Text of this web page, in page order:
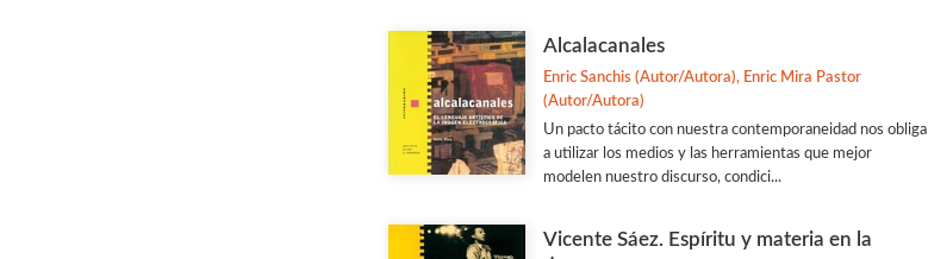
Alcalacanales
Enric Sanchis (Autor/Autora), Enric Mira Pastor
(Autor/Autora)
Un pacto tácito con nuestra contemporaneidad nos obliga
a utilizar los medios y las herramientas que mejor
modelen nuestro discurso, condici...
Vicente Sáez. Espíritu y materia en la